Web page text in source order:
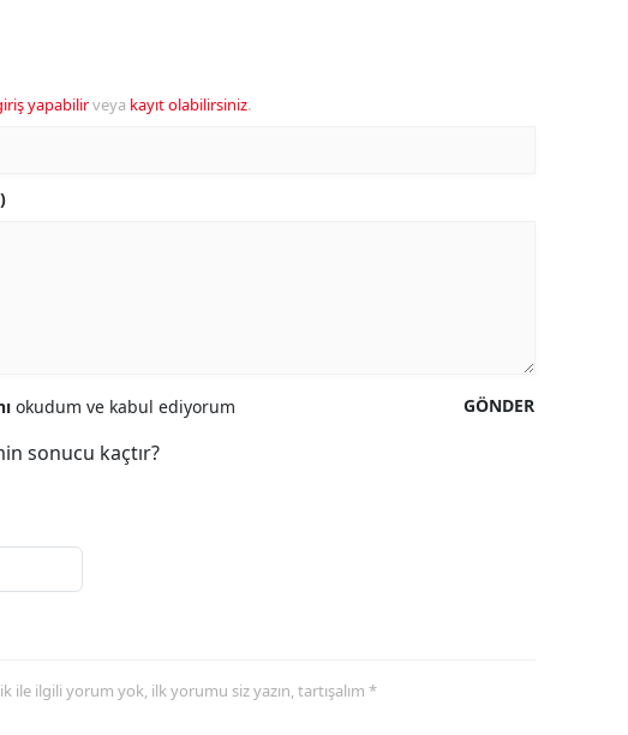
yapabilirveya kayıt olabilirsiniz.
GÖNDER
okudum ve kabul ediyorum
sonucu kaçtır?
ile ilgili yorum yok, ilk yorumu siz yazın, tartışalım *